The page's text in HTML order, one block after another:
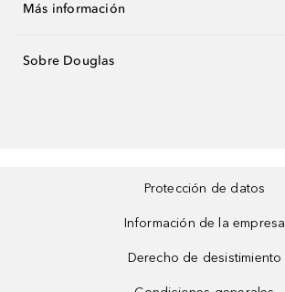
Más información
Sobre Douglas
Protección de datos
Información de la empresa
Derecho de desistimiento